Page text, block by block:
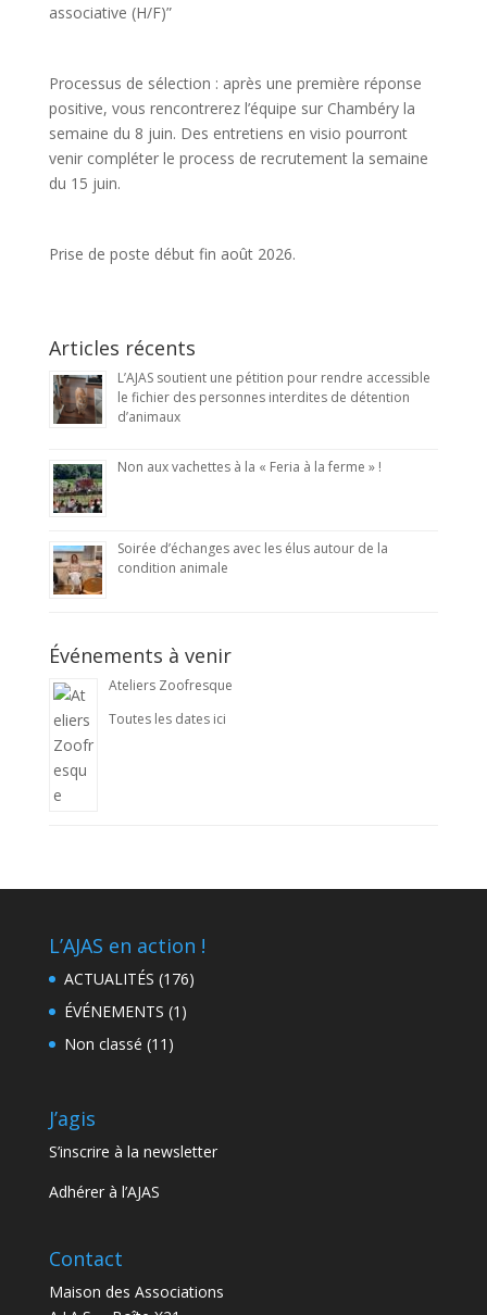
associative (H/F)”
Processus de sélection : après une première réponse
positive, vous rencontrerez l’équipe sur Chambéry la
semaine du 8 juin. Des entretiens en visio pourront
venir compléter le process de recrutement la semaine
du 15 juin.
Prise de poste début fin août 2026.
Articles récents
L’AJAS soutient une pétition pour rendre accessible
le fichier des personnes interdites de détention
d’animaux
Non aux vachettes à la « Feria à la ferme » !
Soirée d’échanges avec les élus autour de la
condition animale
Événements à venir
Ateliers Zoofresque
Toutes les dates ici
L’AJAS en action !
ACTUALITÉS (176)
ÉVÉNEMENTS (1)
Non classé (11)
J’agis
S’inscrire à la newsletter
Adhérer à l’AJAS
Contact
Maison des Associations